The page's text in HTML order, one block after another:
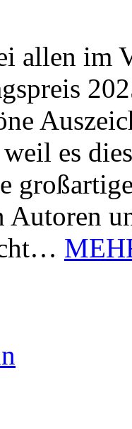
allen im
es